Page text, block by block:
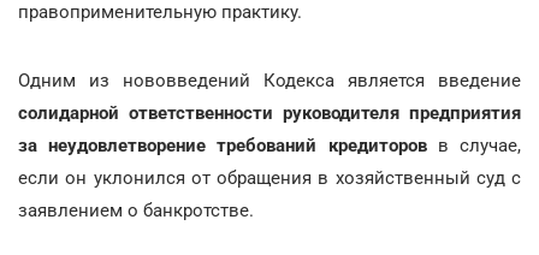
правоприменительную практику.
Одним из нововведений Кодекса является введение
солидарной ответственности руководителя предприятия
за неудовлетворение требований кредиторовв случае,
если он уклонился от обращения в хозяйственный суд с
заявлением о банкротстве.